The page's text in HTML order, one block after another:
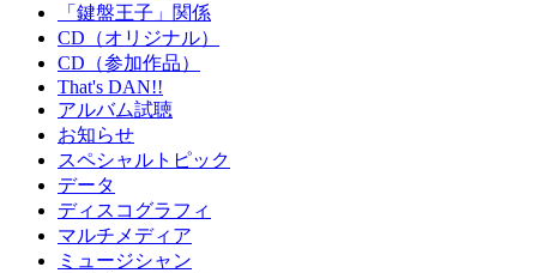
「鍵盤王子」関係
CD（オリジナル）
CD（参加作品）
That's DAN!!
アルバム試聴
お知らせ
スペシャルトピック
データ
ディスコグラフィ
マルチメディア
ミュージシャン